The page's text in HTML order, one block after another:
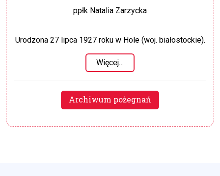
ppłk Natalia Zarzycka
Urodzona 27 lipca 1927 roku w Hole (woj. białostockie).
Więcej…
Archiwum pożegnań